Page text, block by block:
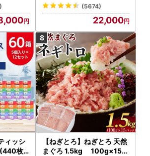
(5674)
22,000
ィッシ
枚))
【ねぎとろ】ねぎとろ 天然
まぐろ 1.5kg 100g×15パ